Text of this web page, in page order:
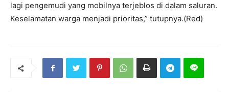
lagi pengemudi yang mobilnya terjeblos di dalam saluran.
Keselamatan warga menjadi prioritas,” tutupnya.(Red)